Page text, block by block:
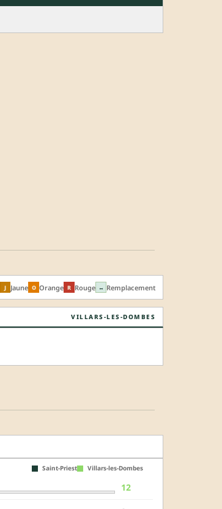
J Jaune O Orange R Rouge ↔ Remplacement
VILLARS-LES-DOMBES
Saint-Priest Villars-les-Dombes
12